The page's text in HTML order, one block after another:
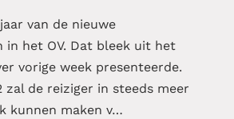
van de nieuwe
in het OV. Dat bleek uit het
vorige week presenteerde.
zal de reiziger in steeds meer
kunnen maken v…